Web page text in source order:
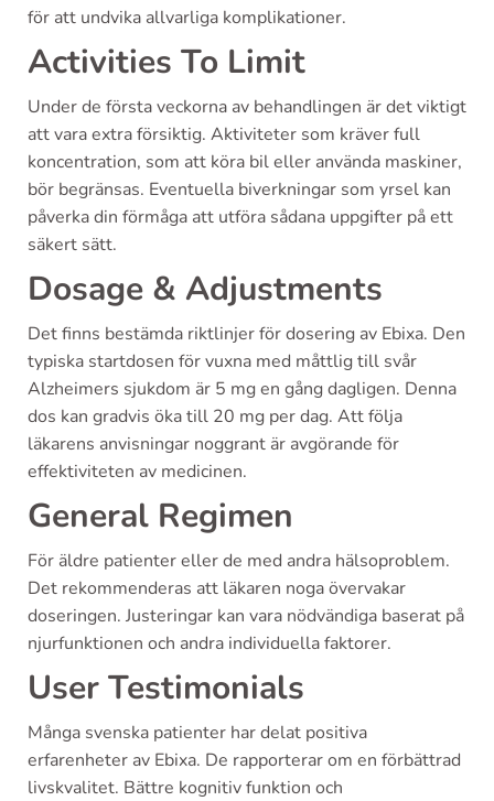
för att undvika allvarliga komplikationer.
Activities To Limit
Under de första veckorna av behandlingen är det viktigt
att vara extra försiktig. Aktiviteter som kräver full
koncentration, som att köra bil eller använda maskiner,
bör begränsas. Eventuella biverkningar som yrsel kan
påverka din förmåga att utföra sådana uppgifter på ett
säkert sätt.
Dosage & Adjustments
Det finns bestämda riktlinjer för dosering av Ebixa. Den
typiska startdosen för vuxna med måttlig till svår
Alzheimers sjukdom är 5 mg en gång dagligen. Denna
dos kan gradvis öka till 20 mg per dag. Att följa
läkarens anvisningar noggrant är avgörande för
effektiviteten av medicinen.
General Regimen
För äldre patienter eller de med andra hälsoproblem.
Det rekommenderas att läkaren noga övervakar
doseringen. Justeringar kan vara nödvändiga baserat på
njurfunktionen och andra individuella faktorer.
User Testimonials
Många svenska patienter har delat positiva
erfarenheter av Ebixa. De rapporterar om en förbättrad
livskvalitet. Bättre kognitiv funktion och